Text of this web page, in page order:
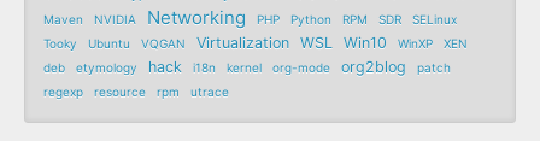
Maven
NVIDIA Networking PHP Python RPM SDR
SELinux
Tooky
Ubuntu VQGAN Virtualization WSL Win10 WinXP
XEN
deb
etymology hack i18n kernel org-mode org2blog
patch
regexp
resource rpm utrace